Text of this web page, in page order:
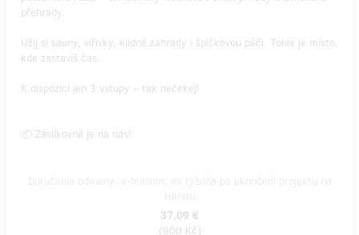
přehrady.
Užij si sauny, vířivky, klidné zahrady i špičkovou péči. Tohle je místo,
kde zastavíš čas.
K dispozici jen 3 vstupy – tak nečekej!
📦 Zásilkovné je na nás!
37,09 €
(900 Kč)